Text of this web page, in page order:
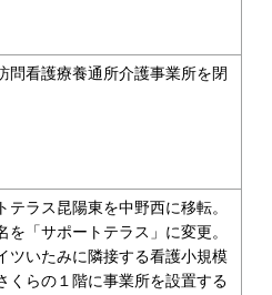
問看護療養通所介護事業所を閉
テラス昆陽東を中野西に移転。
を「サポートテラス」に変更。
ツいたみに隣接する看護小規模
くらの１階に事業所を設置する